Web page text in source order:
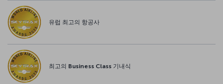
유럽 최고의 항공사
최고의 Business Class 기내식